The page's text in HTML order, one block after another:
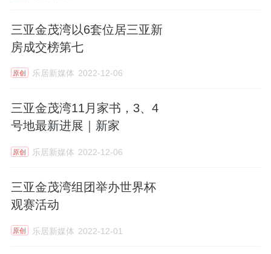
三亚金茂湾以6套位居三亚新
房成交榜第七
原创 乐居新媒体 2022-12-06
三亚金茂湾11月家书，3、4
号地最新进展｜新家
原创 乐居新媒体 2022-12-06
三亚金茂湾组团举办世界杯
观赛活动
原创 乐居新媒体 2022-12-01